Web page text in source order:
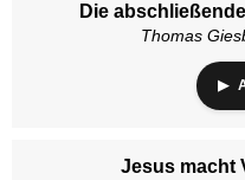
Die
Thomas
Jesus macht